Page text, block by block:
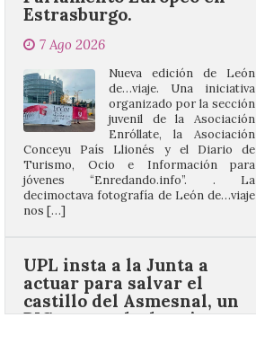
organizado por la sección
Turismo, Ocio e Información para
jóvenes “Enredando.info”. . La
decimoctava fotografía de León de…viaje
nos […]
UPL insta a la Junta a
actuar para salvar el
castillo del Asmesnal, un
7 Ago 2026
Un Bien de Interés
Cultural abandonado